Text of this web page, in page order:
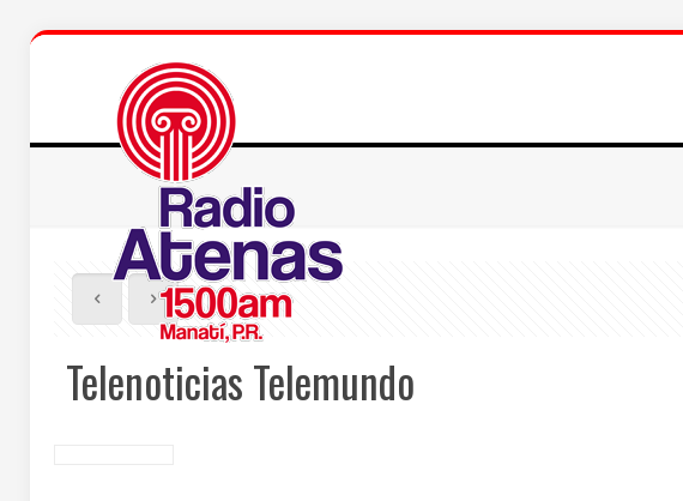
Telenoticias Telemundo